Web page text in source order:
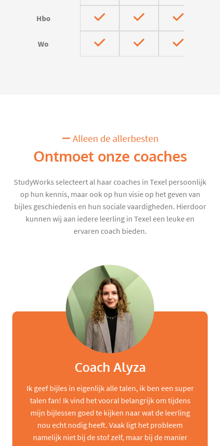
Hbo
Wo
Alleen de allerbesten
Ontmoet onze coaches
StudyWorks selecteert al haar coaches in Texel persoonlijk
op hun kennis, maar ook op hun visie op het geven van
bijles geschiedenis en hun sociale vaardigheden. Hierdoor
kunnen wij aan iedere leerling in Texel een leuke en
ervaren coach bieden.
Coach Alyza
Ik geef bijles in eigenlijk alle talen, ik ben een super
talen fan! Ik vind het vooral belangrijk om tijdens
mijn bijlessen goed te kijken naar wat de leerling
nou echt nodig heeft. Vaak ligt het probleem
namelijk niet bij de stof zelf, maar bij de manier